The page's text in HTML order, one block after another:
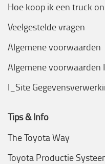
Hoe koop ik een truck
Veelgestelde vragen
Algemene voorwaarden
Algemene voorwaarden
I_Site
Tips & Info
The Toyota Way
Toyota Productie